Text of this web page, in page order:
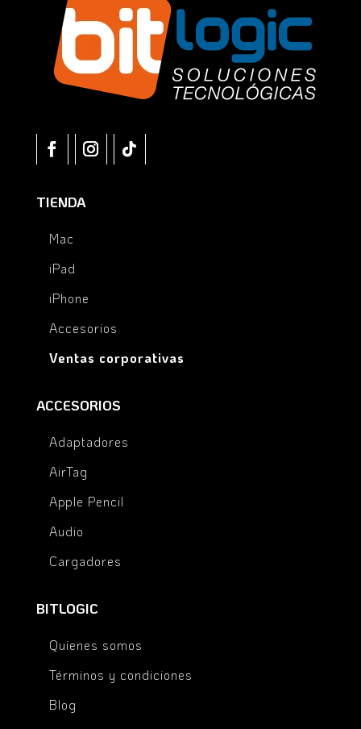
TIENDA
Mac
iPad
iPhone
Accesorios
Ventas corporativas
ACCESORIOS
Adaptadores
AirTag
Apple Pencil
Audio
Cargadores
BITLOGIC
Quienes somos
Términos y condiciones
Blog